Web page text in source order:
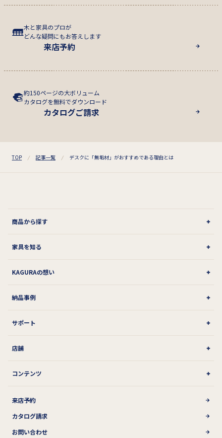
木と家具のプロが
どんな疑問にもお答えします
来店予約
約150ページの大ボリューム
カタログを無料でダウンロード
カタログご請求
TOP 記事一覧 デスクに「無垢材」がおすすめである理由とは
商品から探す
家具を知る
KAGURAの想い
納品事例
サポート
店舗
コンテンツ
来店予約
カタログ請求
お問い合わせ